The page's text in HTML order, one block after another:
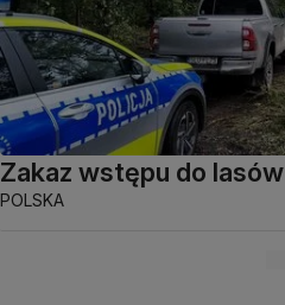
Zakaz wstępu do
POLSKA